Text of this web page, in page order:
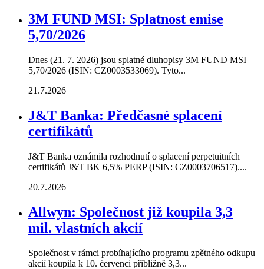
3M FUND MSI: Splatnost emise
5,70/2026
Dnes (21. 7. 2026) jsou splatné dluhopisy 3M FUND MSI
5,70/2026 (ISIN: CZ0003533069). Tyto...
21.7.2026
J&T Banka: Předčasné splacení
certifikátů
J&T Banka oznámila rozhodnutí o splacení perpetuitních
certifikátů J&T BK 6,5% PERP (ISIN: CZ0003706517)....
20.7.2026
Allwyn: Společnost již koupila 3,3
mil. vlastních akcií
Společnost v rámci probíhajícího programu zpětného odkupu
akcií koupila k 10. červenci přibližně 3,3...